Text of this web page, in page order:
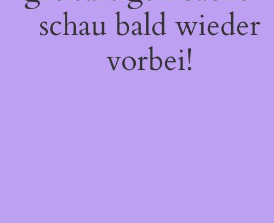
schau bald wieder
vorbei!